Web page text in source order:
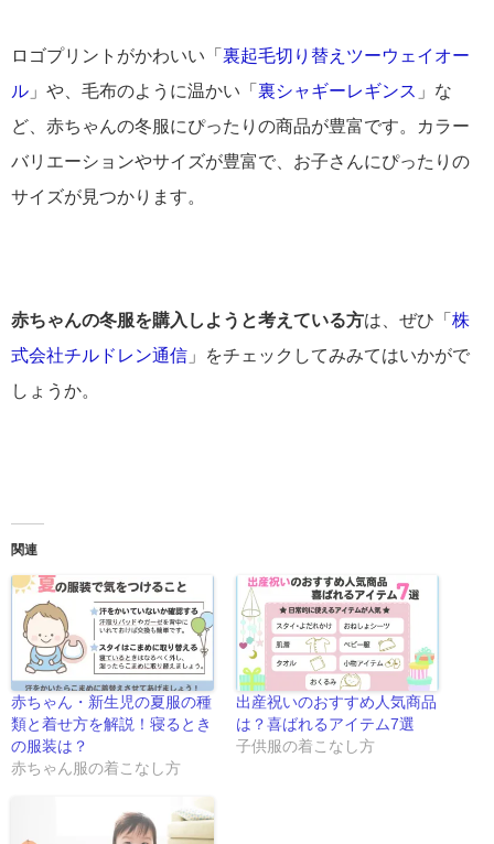
ロゴプリントがかわいい「 裏起毛切り替えツーウェイオー
ル 」や、毛布のように温かい「 裏シャギーレギンス 」な
ど、赤ちゃんの冬服にぴったりの商品が豊富です。カラー
バリエーションやサイズが豊富で、お子さんにぴったりの
サイズが見つかります。
赤ちゃんの冬服を購入しようと考えている方は、ぜひ「 株
式会社チルドレン通信 」をチェックしてみみてはいかがで
しょうか。
関連
赤ちゃん・新生児の夏服の種
類と着せ方を解説！寝るとき
の服装は？
赤ちゃん服の着こなし方
出産祝いのおすすめ人気商品
は？喜ばれるアイテム7選
子供服の着こなし方